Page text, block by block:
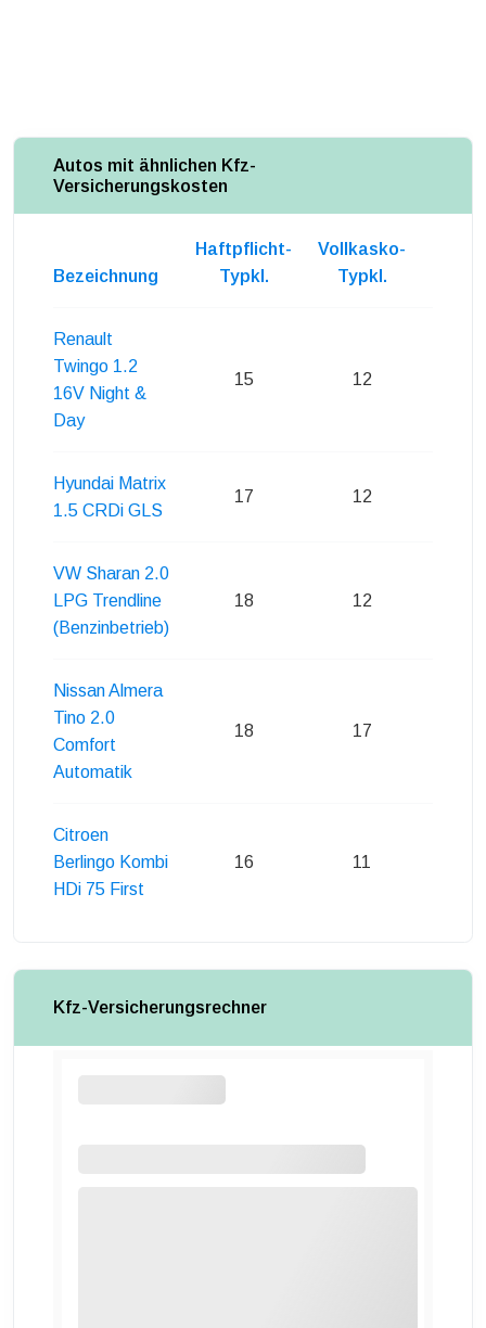
Autos mit ähnlichen Kfz-
Versicherungskosten
Bezeichnung
Haftpflicht-
Typkl.
Vollkasko-
Typkl.
Renault
Twingo 1.2
16V Night &
Day
15 12
Hyundai Matrix
1.5 CRDi GLS
17 12
VW Sharan 2.0
LPG Trendline
(Benzinbetrieb)
18 12
Nissan Almera
Tino 2.0
Comfort
Automatik
18 17
Citroen
Berlingo Kombi
HDi 75 First
16 11
Kfz-Versicherungsrechner